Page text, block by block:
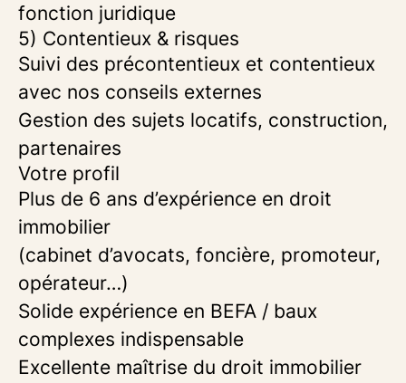
fonction juridique
5) Contentieux & risques
Suivi des précontentieux et contentieux
avec nos conseils externes
Gestion des sujets locatifs, construction,
partenaires
Votre profil
Plus de 6 ans d’expérience en droit
immobilier
(cabinet d’avocats, foncière, promoteur,
opérateur…)
Solide expérience en BEFA / baux
complexes indispensable
Excellente maîtrise du droit immobilier